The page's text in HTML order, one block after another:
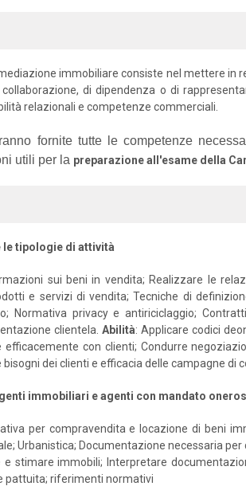
immobiliare consiste nel mettere
di dipendenza o di
relazionali e competenze commerciali.
fornite tutte le competenze
utili per la preparazione all'esame della
le tipologie di attività
sui beni in vendita; Realizzare le
e servizi di vendita; Tecniche di
Normativa privacy e antiriciclaggio;
clientela. Abilità: Applicare codici
efficacemente con clienti; Condurre
dei clienti e efficacia delle campagne di
immobiliari e agenti con mandato
per compravendita e locazione di beni
Urbanistica; Documentazione necessaria
stimare immobili; Interpretare
pattuita; riferimenti normativi